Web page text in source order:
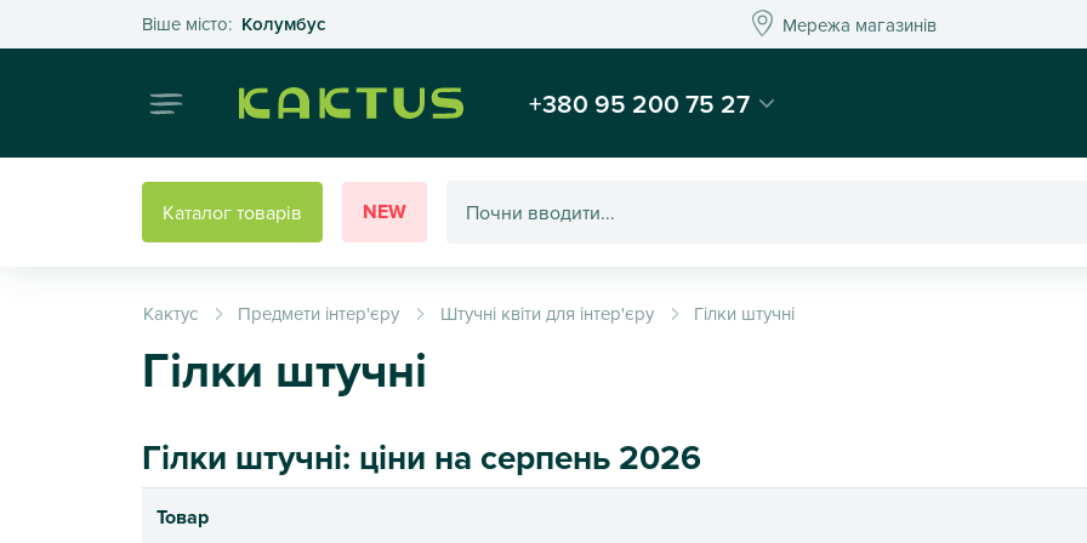
Віше місто: КолумбусОберіть своє місто Мережа магазинівМережа магазинів
Інтернет-магазин подарунків та декору - Kaktus
+380 95 200 75 27
Каталог товарів NEW
Кактус Предмети інтер'єру Штучні квіти для інтер'єру Гілки штучні
Гілки штучні
Гілки штучні: ціни на серпень 2026
Товар